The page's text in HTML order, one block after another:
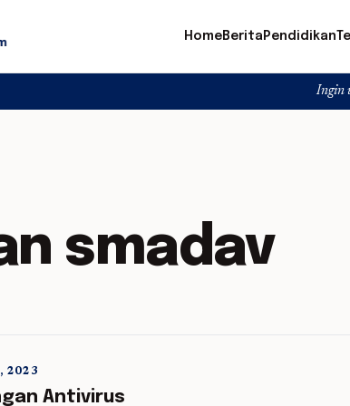
HomeBerita Pendidikan
Ingin upgrade
smadav
5 min read
2023
Antivirus